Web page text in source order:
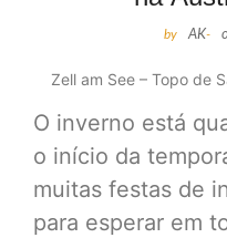
by AK-
Zell am See – Topo de
O inverno está
o início da
muitas festas de
para esperar em